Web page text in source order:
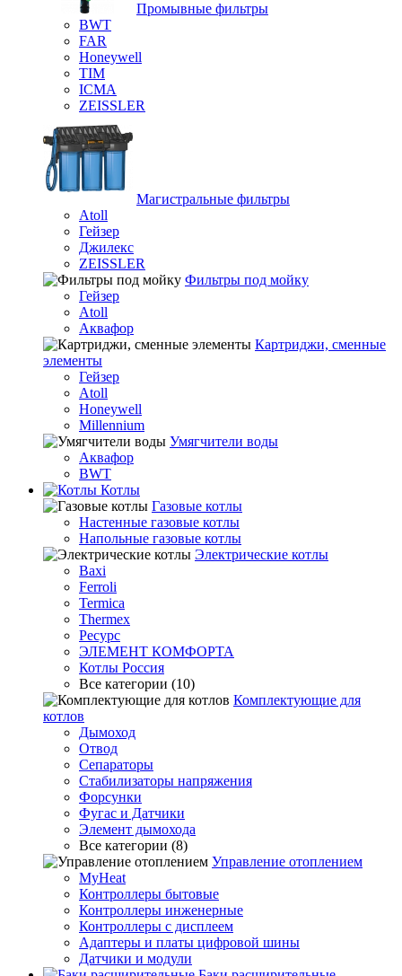
Промывные фильтры
BWT
FAR
Honeywell
TIM
ICMA
ZEISSLER
Магистральные фильтры
Atoll
Гейзер
Джилекс
ZEISSLER
Фильтры под мойку
Гейзер
Atoll
Аквафор
Картриджи, сменные
элементы
Гейзер
Atoll
Honeywell
Millennium
Умягчители воды
Аквафор
BWT
Котлы
Гaзовые котлы
Настенные газовые котлы
Напольные газовые котлы
Электрические котлы
Baxi
Ferroli
Termica
Thermex
Ресурс
ЭЛЕМЕНТ КОМФОРТА
Котлы Россия
Все категории (10)
Комплектующие для
котлов
Дымоход
Отвод
Сепараторы
Стабилизаторы напряжения
Форсунки
Фугас и Датчики
Элемент дымохода
Все категории (8)
Управление отоплением
MyHeat
Контроллеры бытовые
Контроллеры инженерные
Контроллеры с дисплеем
Адаптеры и платы цифровой шины
Датчики и модули